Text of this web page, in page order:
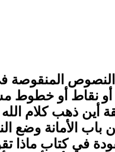
المنقوصة
نقاط أو خطوط
أين ذهب كلام الله
الأمانة وضع
في كتاب ماذا